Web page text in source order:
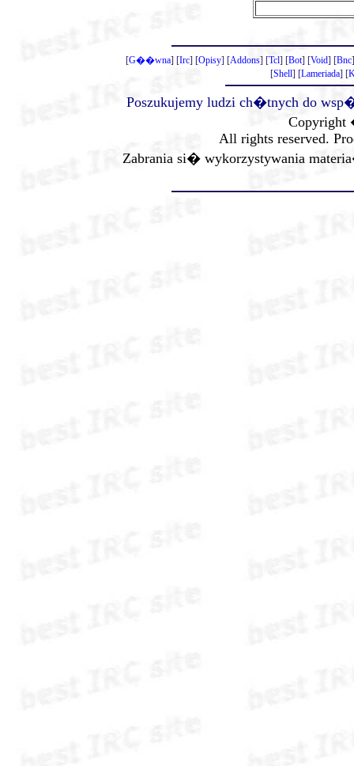
[G��wna] [Irc] [Opisy] [Addons] [Tcl] [Bot] [Void] [Bnc
[Shell] [Lameriada] [
Poszukujemy ludzi ch�tnych do
Copyright
All rights reserved.
Zabrania si� wykorzystywania